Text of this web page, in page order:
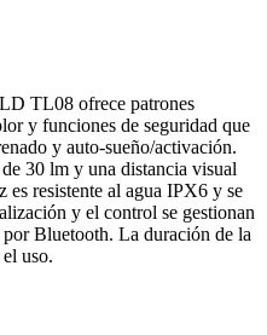
TL08 ofrece patrones
y funciones de seguridad que
y auto-sueño/activación.
30 lm y una distancia visual
es resistente al agua IPX6 y se
y el control se gestionan
Bluetooth. La duración de la
uso.